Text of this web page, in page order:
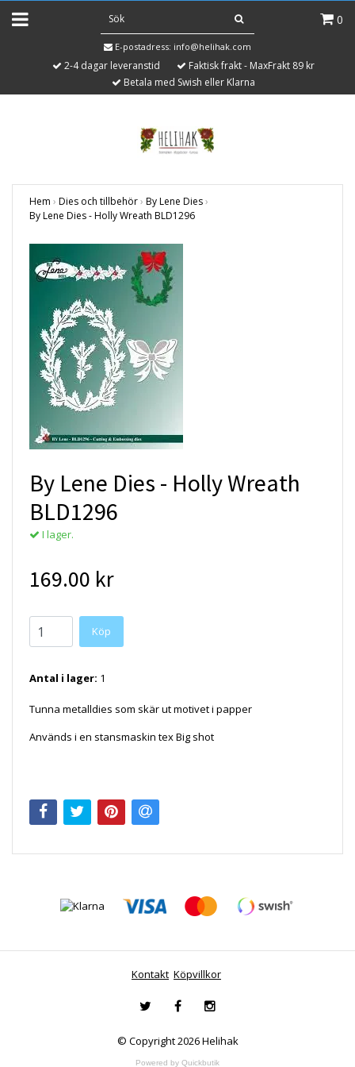
0
E-postadress: info@helihak.com
2-4 dagar leveranstid
Faktisk frakt - MaxFrakt 89 kr
Betala med Swish eller Klarna
Hem › Dies och tillbehör› By Lene Dies›
By Lene Dies - Holly Wreath BLD1296
By Lene Dies - Holly Wreath
BLD1296
I lager.
169.00 kr
Antal i lager: 1
Tunna metalldies som skär ut motivet i papper
Används i en stansmaskin tex Big shot
Kontakt Köpvillkor
© Copyright 2026 Helihak
Powered by Quickbutik